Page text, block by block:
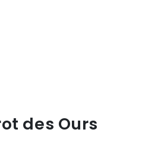
des Ours